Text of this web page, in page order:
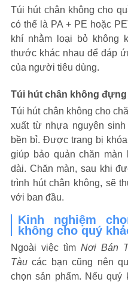
Túi hút chân không cho
có thể là PA + PE hoặc
khí nhằm loại bỏ không
thước khác nhau để đáp
của người tiêu dùng.
Túi hút chân không đựng
Túi hút chân không cho
xuất từ nhựa nguyên
bền bỉ. Được trang bị
giúp bảo quản chăn màn
dài. Chăn màn, sau khi
trình hút chân không, sẽ
với ban đầu.
Kinh nghiệm
không cho quý
Ngoài việc tìm Nơi Bán
Tàu các bạn cũng nên
chọn sản phẩm. Nếu quý